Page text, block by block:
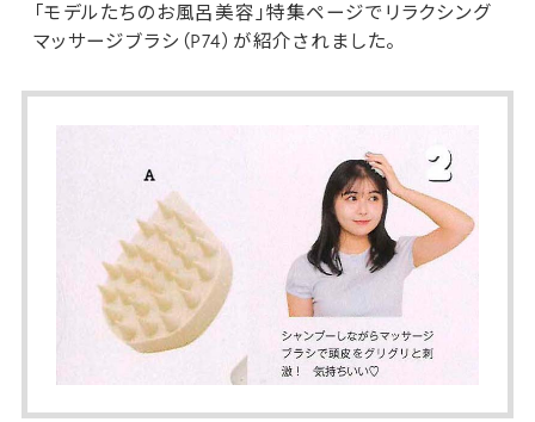
「モデルたちのお風呂美容」特集ページで リラクシング
マッサージブラシ （P74）が紹介されました。